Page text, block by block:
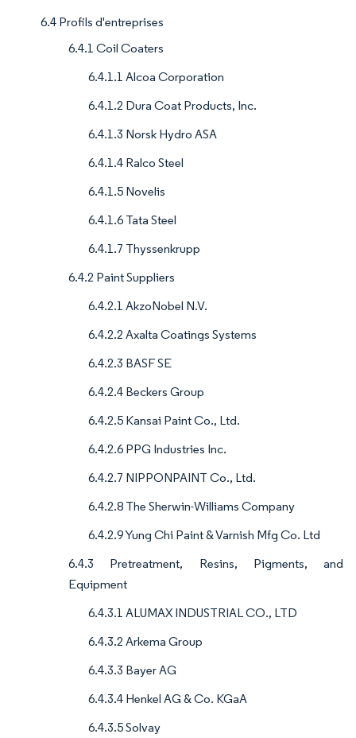
6.4 Profils d'entreprises
6.4.1 Coil Coaters
6.4.1.1 Alcoa Corporation
6.4.1.2 Dura Coat Products, Inc.
6.4.1.3 Norsk Hydro ASA
6.4.1.4 Ralco Steel
6.4.1.5 Novelis
6.4.1.6 Tata Steel
6.4.1.7 Thyssenkrupp
6.4.2 Paint Suppliers
6.4.2.1 AkzoNobel N.V.
6.4.2.2 Axalta Coatings Systems
6.4.2.3 BASF SE
6.4.2.4 Beckers Group
6.4.2.5 Kansai Paint Co., Ltd.
6.4.2.6 PPG Industries Inc.
6.4.2.7 NIPPONPAINT Co., Ltd.
6.4.2.8 The Sherwin-Williams Company
6.4.2.9 Yung Chi Paint & Varnish Mfg Co. Ltd
6.4.3 Pretreatment, Resins, Pigments, and
Equipment
6.4.3.1 ALUMAX INDUSTRIAL CO., LTD
6.4.3.2 Arkema Group
6.4.3.3 Bayer AG
6.4.3.4 Henkel AG & Co. KGaA
6.4.3.5 Solvay